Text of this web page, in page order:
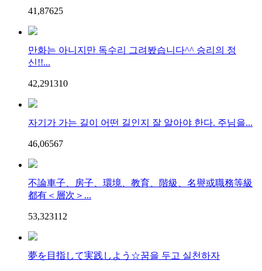
41,87625
만화는 아니지만 독수리 그려봤습니다^^ 승리의 정
신!!...
42,291310
자기가 가는 길이 어떤 길인지 잘 알아야 한다. 주님을...
46,06567
不論車子、房子、環境、教育、階級、名譽或職務等級
都有＜層次＞...
53,323112
夢を目指して実践しよう☆꿈을 두고 실천하자